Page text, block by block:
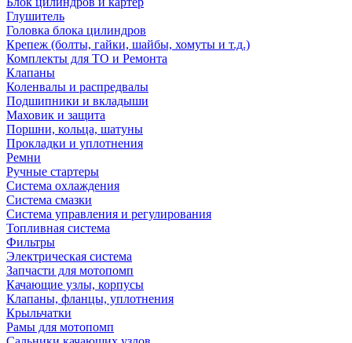
Глушитель
Головка блока цилиндров
Крепеж (болты, гайки, шайбы, хомуты и т.д.)
Комплекты для ТО и Ремонта
Клапаны
Коленвалы и распредвалы
Подшипники и вкладыши
Маховик и защита
Поршни, кольца, шатуны
Прокладки и уплотнения
Ремни
Ручные стартеры
Система охлаждения
Система смазки
Система управления и регулирования
Топливная система
Фильтры
Электрическая система
Запчасти для мотопомп
Качающие узлы, корпусы
Клапаны, фланцы, уплотнения
Крыльчатки
Рамы для мотопомп